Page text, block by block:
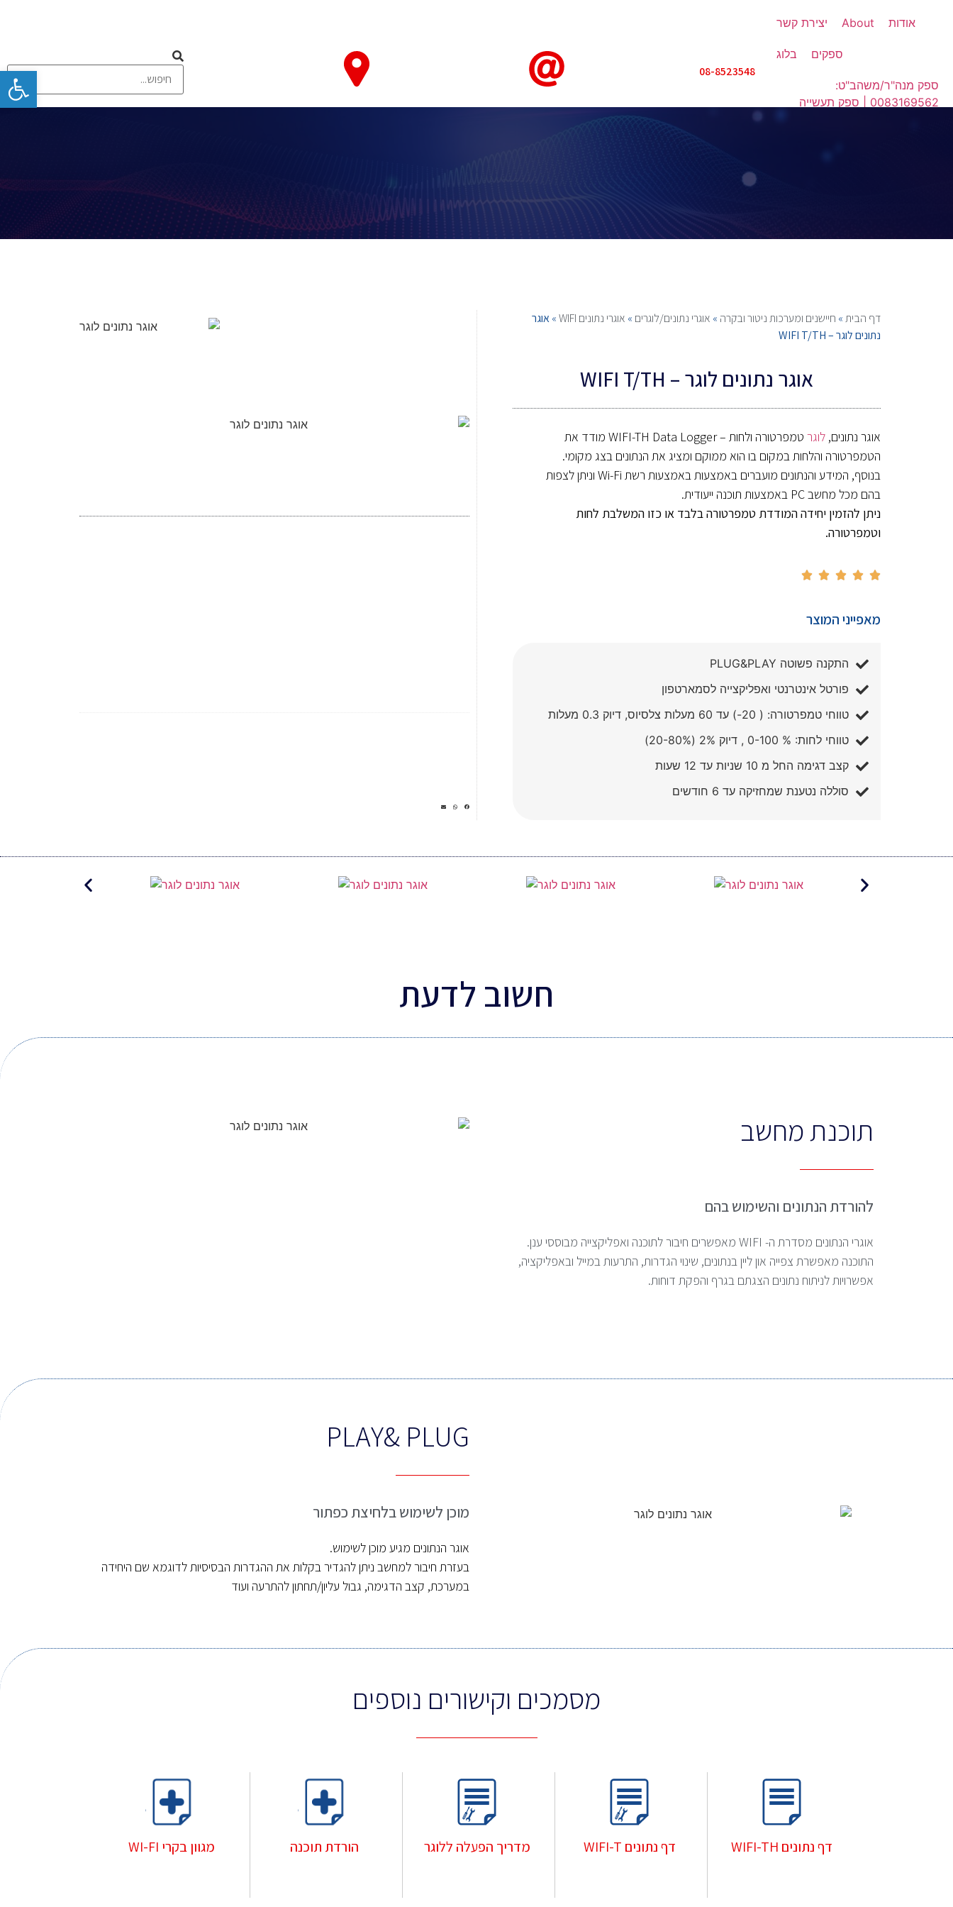
אודות About יצירת קשר
ספקים בלוג
ספק מנה"ר/משהב"ט:
0083169562 | ספק תעשייה
08-8523548
חיישנים ומערכות ניטור ובקרה תקשורת אלחוטית וסלולרית
דף הבית» חיישנים ומערכות ניטור ובקרה » אוגרי נתונים/לוגרים » אוגרי נתונים WIFI »אוגר
נתונים לוגר – WIFI T/TH
אוגר נתונים לוגר – WIFI T/TH
אוגר נתונים, לוגר
טמפרטורה ולחות – WIFI-TH Data Logger מודד את
הטמפרטורה והלחות במקום בו הוא ממוקם ומציג את הנתונים בצג מקומי.
בנוסף, המידע והנתונים מועברים באמצעות באמצעות רשת Wi-Fi וניתן לצפות
בהם מכל מחשב PC באמצעות תוכנה ייעודית.
ניתן להזמין יחידה המודדת טמפרטורה בלבד או כזו המשלבת לחות
וטמפרטורה.





מאפייני המוצר
התקנה פשוטה PLUG&PLAY
פורטל אינטרנטי ואפליקצייה לסמארטפון
טווחי טמפרטורה: ( 20-) עד 60 מעלות צלסיוס, דיוק 0.3 מעלות
טווחי לחות: % 0-100 , דיוק 2% (20-80%)
קצב דגימה החל מ 10 שניות עד 12 שעות
סוללה נטענת שמחזיקה עד 6 חודשים
חשוב לדעת
תוכנת מחשב
להורדת הנתונים והשימוש בהם
אוגרי הנתונים מסדרת ה- WIFI מאפשרים חיבור לתוכנה ואפליקצייה מבוססי ענן.
התוכנה מאפשרת צפייה און ליין בנתונים, שינוי הגדרות, התרעות במייל ובאפליקציה,
אפשרויות לניתוח נתונים הצגתם בגרף והפקת דוחות.
PLAY& PLUG
מוכן לשימוש בלחיצת כפתור
אוגר הנתונים מגיע מוכן לשימוש.
בעזרת חיבור למחשב ניתן להגדיר בקלות את ההגדרות הבסיסיות לדוגמא שם היחידה
במערכת, קצב הדגימה, גבול עליון/תחתון להתרעה ועוד
מסמכים וקישורים נוספים
דף נתונים WIFI-TH דף נתונים WIFI-T מדריך הפעלה ללוגר הורדת תוכנה מגוון בקרי WI-FI